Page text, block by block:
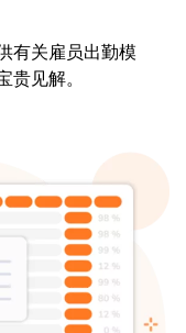
有关雇员出勤模
见解。